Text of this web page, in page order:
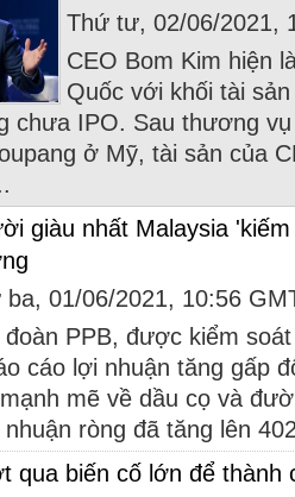
Thứ tư, 02/06/2021,
CEO Bom Kim hiện
Quốc với khối tài
chưa IPO. Sau thương
ở Mỹ, tài sản của
giàu nhất Malaysia
ba, 01/06/2021, 10:56
đoàn PPB, được kiểm
cáo lợi nhuận tăng gấp
mẽ về dầu cọ và
ròng đã tăng lên
qua biến cố lớn để thành